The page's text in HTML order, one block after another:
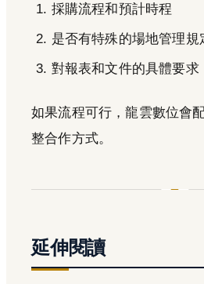
採購流程和預計時程
是否有特殊的場地管理規
對報表和文件的具體要求
如果流程可行，龍雲數位會
整合作方式。
延伸閱讀